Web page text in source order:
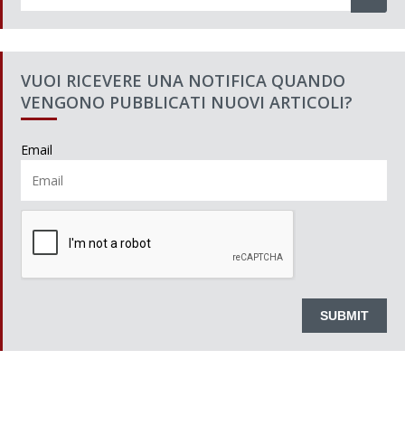
VUOI RICEVERE UNA NOTIFICA QUANDO
VENGONO PUBBLICATI NUOVI ARTICOLI?
Email